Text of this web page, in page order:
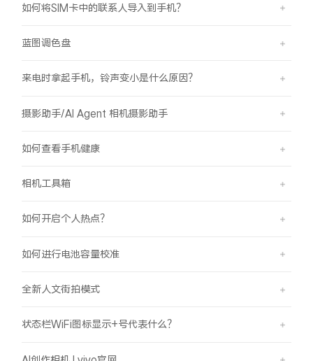
如何将SIM卡中的联系人导入到手机？
蓝图调色盘
来电时拿起手机，铃声变小是什么原因？
摄影助手/AI Agent 相机摄影助手
如何查看手机健康
相机工具箱
如何开启个人热点？
如何进行电池容量校准
全新人文街拍模式
状态栏WiFi图标显示+号代表什么？